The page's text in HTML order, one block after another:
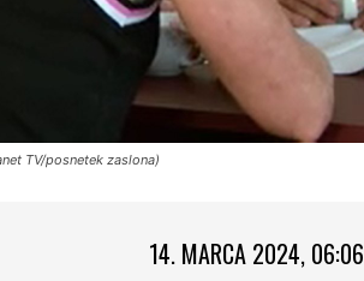
TV/posnetek zaslona)
14. MARCA 2024, 06:06